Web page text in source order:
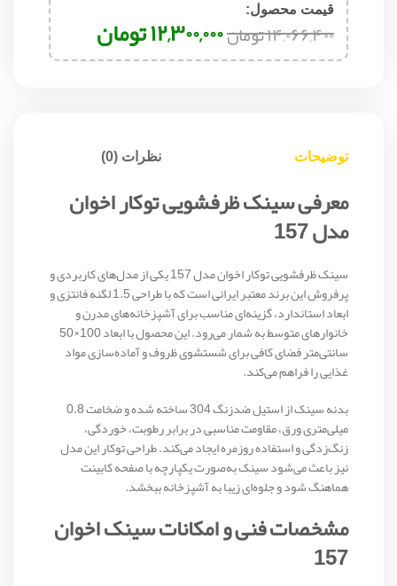
قیمت محصول:​
۱۴,۰۶۶,۴۰۰تومان۱۲,۳۰۰,۰۰۰تومان
توضیحات نظرات (0)
معرفی سینک ظرفشویی توکار اخوان
مدل 157
سینک ظرفشویی توکار اخوان مدل 157 یکی از مدل‌های کاربردی و
پرفروش این برند معتبر ایرانی است که با طراحی 1.5 لگنه فانتزی و
ابعاد استاندارد، گزینه‌ای مناسب برای آشپزخانه‌های مدرن و
خانوارهای متوسط به شمار می‌رود. این محصول با ابعاد 100×50
سانتی‌متر فضای کافی برای شستشوی ظروف و آماده‌سازی مواد
غذایی را فراهم می‌کند.
بدنه سینک از استیل ضدزنگ 304 ساخته شده و ضخامت 0.8
میلی‌متری ورق، مقاومت مناسبی در برابر رطوبت، خوردگی،
زنگ‌زدگی و استفاده روزمره ایجاد می‌کند. طراحی توکار این مدل
نیز باعث می‌شود سینک به‌صورت یکپارچه با صفحه کابینت
هماهنگ شود و جلوه‌ای زیبا به آشپزخانه ببخشد.
مشخصات فنی و امکانات سینک اخوان
157